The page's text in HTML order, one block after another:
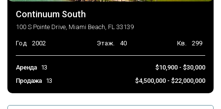
Continuum South
100 S Pointe Drive, Miami Beach, FL 33139
Год 2002 Этаж. 40 Кв. 299
Аренда 13
$10,900 - $30,000
Продажа
13 $4,500,000 - $22,000,000